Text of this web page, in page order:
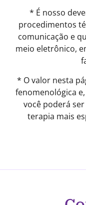
* É nosso
procedimentos
comunicação e
meio eletrônico,
* O valor nesta
fenomenológica
você poderá
terapia mais